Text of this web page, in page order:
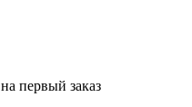
на первый заказ